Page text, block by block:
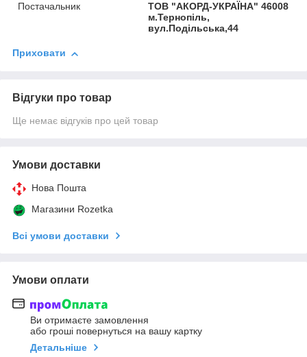
Постачальник
ТОВ "АКОРД-УКРАЇНА" 46008
м.Тернопіль,
вул.Подільська,44
Приховати
Відгуки про товар
Ще немає відгуків про цей товар
Умови доставки
Нова Пошта
Магазини Rozetka
Всі умови доставки
Умови оплати
Ви отримаєте замовлення
або гроші повернуться на вашу картку
Детальніше